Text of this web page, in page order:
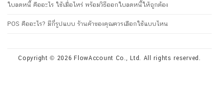
ใบลดหนี้ คืออะไร ใช้เมื่อไหร่ พร้อมวิธีออกใบลดหนี้ให้ถูกต้อง
POS คืออะไร? มีกี่รูปแบบ ร้านค้าของคุณควรเลือกใช้แบบไหน
Copyright © 2026 FlowAccount Co., Ltd. All rights reserved.